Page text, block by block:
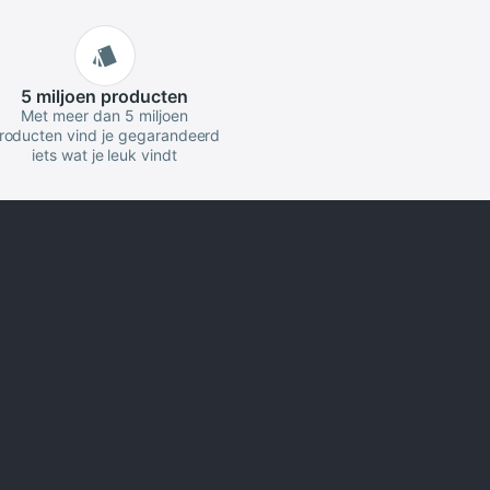
5 miljoen producten
Met meer dan 5 miljoen
vind je gegarandeerd
iets wat je leuk vindt